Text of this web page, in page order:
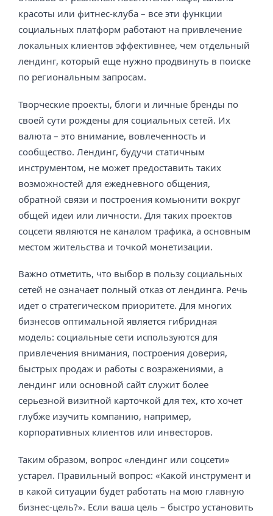
красоты или фитнес-клуба – все эти функции
социальных платформ работают на привлечение
локальных клиентов эффективнее, чем отдельный
лендинг, который еще нужно продвинуть в поиске
по региональным запросам.
Творческие проекты, блоги и личные бренды по
своей сути рождены для социальных сетей. Их
валюта – это внимание, вовлеченность и
сообщество. Лендинг, будучи статичным
инструментом, не может предоставить таких
возможностей для ежедневного общения,
обратной связи и построения комьюнити вокруг
общей идеи или личности. Для таких проектов
соцсети являются не каналом трафика, а основным
местом жительства и точкой монетизации.
Важно отметить, что выбор в пользу социальных
сетей не означает полный отказ от лендинга. Речь
идет о стратегическом приоритете. Для многих
бизнесов оптимальной является гибридная
модель: социальные сети используются для
привлечения внимания, построения доверия,
быстрых продаж и работы с возражениями, а
лендинг или основной сайт служит более
серьезной визитной карточкой для тех, кто хочет
глубже изучить компанию, например,
корпоративных клиентов или инвесторов.
Таким образом, вопрос «лендинг или соцсети»
устарел. Правильный вопрос: «Какой инструмент и
в какой ситуации будет работать на мою главную
бизнес-цель?». Если ваша цель – быстро установить